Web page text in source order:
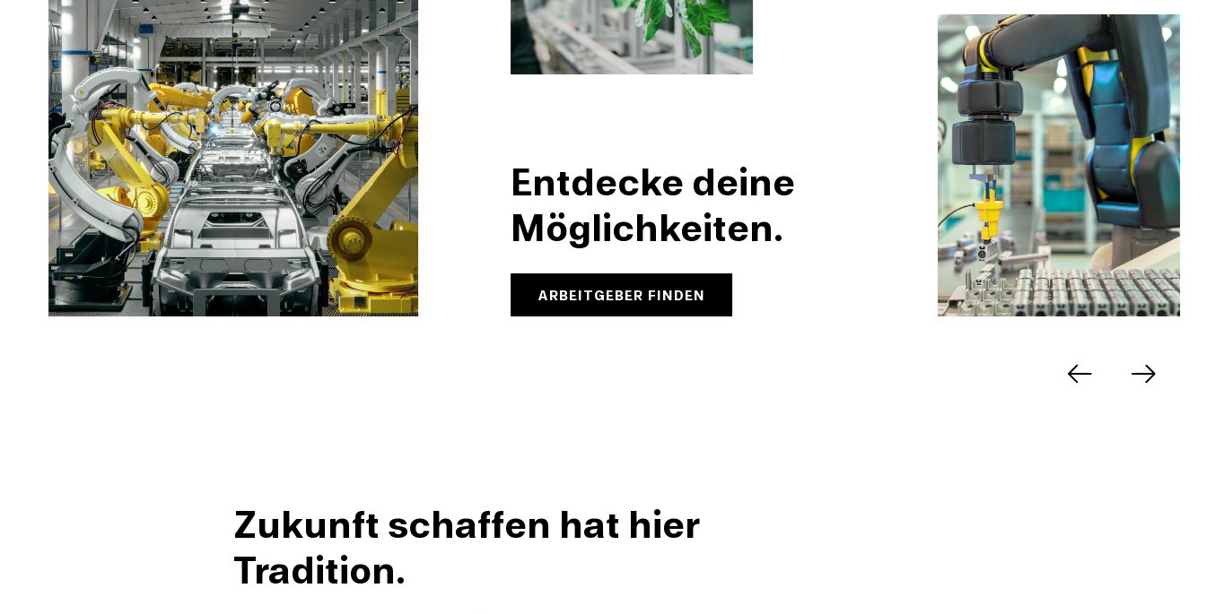
Entdecke deine
Möglichkeiten.
ARBEITGEBER FINDEN
Zukunft schaffen hat hier
Tradition.